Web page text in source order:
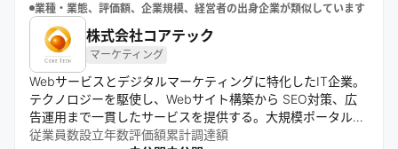
業種・業態、評価額、企業規模、経営者の出身企業が類似しています
株式会社コアテック
マーケティング
Webサービスとデジタルマーケティングに特化したIT企業。
テクノロジーを駆使し、Webサイト構築から SEO対策、広
告運用まで一貫したサービスを提供する。大規模ポータルサ
イトの開発やSNS運営、リスティング広告の企画など、幅広
従業員数設立年数評価額累計調達額